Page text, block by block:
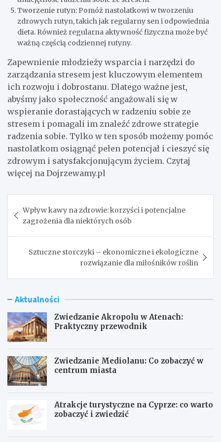
Tworzenie rutyn: Pomóż nastolatkowi w tworzeniu
zdrowych rutyn, takich jak regularny sen i odpowiednia
dieta. Również regularna aktywność fizyczna może być
ważną częścią codziennej rutyny.
Zapewnienie młodzieży wsparcia i narzędzi do
zarządzania stresem jest kluczowym elementem
ich rozwoju i dobrostanu. Dlatego ważne jest,
abyśmy jako społeczność angażowali się w
wspieranie dorastających w radzeniu sobie ze
stresem i pomagali im znaleźć zdrowe strategie
radzenia sobie. Tylko w ten sposób możemy pomóc
nastolatkom osiągnąć pełen potencjał i cieszyć się
zdrowym i satysfakcjonującym życiem. Czytaj
więcej na Dojrzewamy.pl
wpisu
Wpływ kawy na zdrowie: korzyści i potencjalne
zagrożenia dla niektórych osób
Sztuczne storczyki – ekonomiczne i ekologiczne
rozwiązanie dla miłośników roślin
Aktualności
Zwiedzanie Akropolu w Atenach:
Praktyczny przewodnik
Zwiedzanie Mediolanu: Co zobaczyć w
centrum miasta
Atrakcje turystyczne na Cyprze: co warto
zobaczyć i zwiedzić